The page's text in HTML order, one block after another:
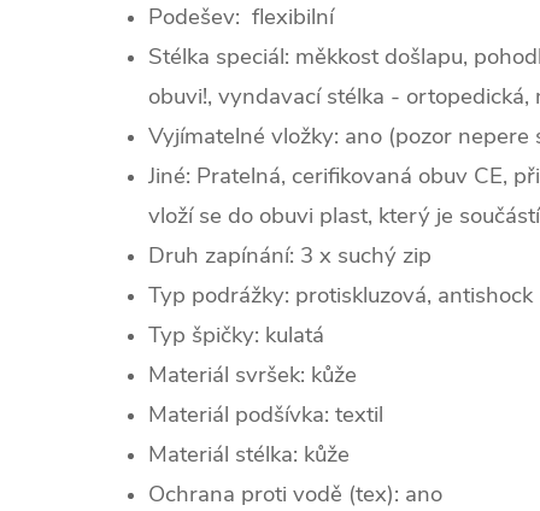
Podešev: flexibilní
Stélka speciál: měkkost došlapu,
obuvi!, vyndavací stélka - ortopedická,
Vyjímatelné vložky: ano (pozor nepere
Jiné: Pratelná, cerifikovaná obuv CE,
vloží se do obuvi plast, který je
Druh zapínání: 3 x suchý zip
Typ podrážky: protiskluzová, antishock
Typ špičky: kulatá
Materiál svršek: kůže
Materiál podšívka: textil
Materiál stélka: kůže
Ochrana proti vodě (tex): ano